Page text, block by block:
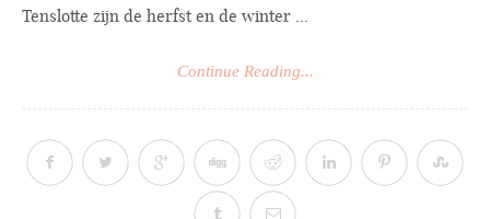
Tenslotte zijn de herfst en de winter ...
Continue Reading...